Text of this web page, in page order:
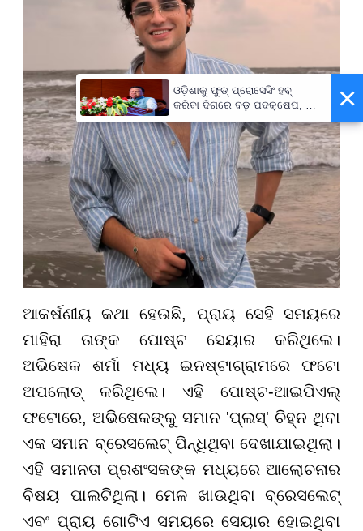
ଆକର୍ଷଣୀୟ କଥା ହେଉଛି, ପ୍ରାୟ ସେହି ସମୟରେ
ମାହିରା ତାଙ୍କ ପୋଷ୍ଟ ସେୟାର କରିଥିଲେ।
ଅଭିଷେକ ଶର୍ମା ମଧ୍ୟ ଇନଷ୍ଟାଗ୍ରାମରେ ଫଟୋ
ଅପଲୋଡ୍ କରିଥିଲେ। ଏହି ପୋଷ୍ଟ-ଆଇପିଏଲ୍
ଫଟୋରେ, ଅଭିଷେକଙ୍କୁ ସମାନ 'ପ୍ଲସ୍' ଚିହ୍ନ ଥିବା
ଏକ ସମାନ ବ୍ରେସଲେଟ୍ ପିନ୍ଧିଥିବା ଦେଖାଯାଇଥିଲା।
ଏହି ସମାନତା ପ୍ରଶଂସକଙ୍କ ମଧ୍ୟରେ ଆଲୋଚନାର
ବିଷୟ ପାଲଟିଥିଲା। ମେଳ ଖାଉଥିବା ବ୍ରେସଲେଟ୍
ଏବଂ ପ୍ରାୟ ଗୋଟିଏ ସମୟରେ ସେୟାର ହୋଇଥିବା
×
ଓଡ଼ିଶାକୁ ଫୁଡ୍ ପ୍ରୋସେସିଂ ହବ୍
କରିବା ଦିଗରେ ବଡ଼ ପଦକ୍ଷେପ, ୪୨